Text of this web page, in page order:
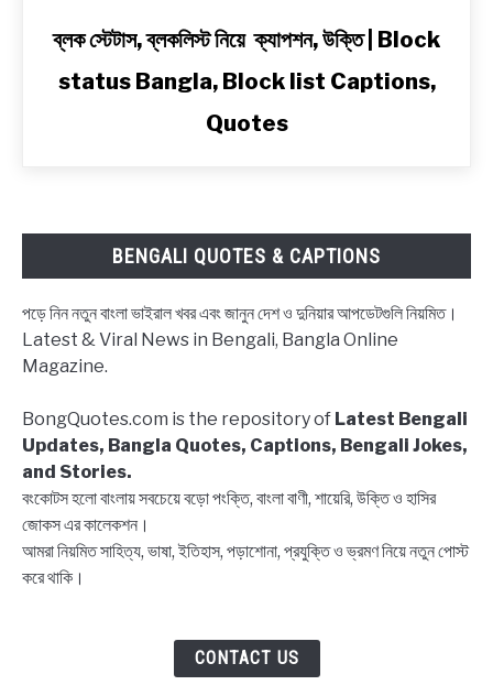
link
Bangla,
Block
list
Quotes
ব্লক স্টেটাস, ব্লকলিস্ট নিয়ে ক্যাপশন, উক্তি | Block
status Bangla, Block list Captions,
Quotes
BENGALI QUOTES & CAPTIONS
পড়ে নিন নতুন বাংলা ভাইরাল খবর এবং জানুন দেশ ও দুনিয়ার আপডেটগুলি নিয়মিত।
Latest & Viral News in Bengali, Bangla Online
Magazine.
BongQuotes.com is the repository of Latest Bengali
Updates, Bangla Quotes, Captions, Bengali Jokes,
and Stories.
বংকোটস হলো বাংলায় সবচেয়ে বড়ো পংক্তি, বাংলা বাণী, শায়েরি, উক্তি ও হাসির
জোকস এর কালেকশন।
আমরা নিয়মিত সাহিত্য, ভাষা, ইতিহাস, পড়াশোনা, প্রযুক্তি ও ভ্রমণ নিয়ে নতুন পোস্ট
করে থাকি।
CONTACT US